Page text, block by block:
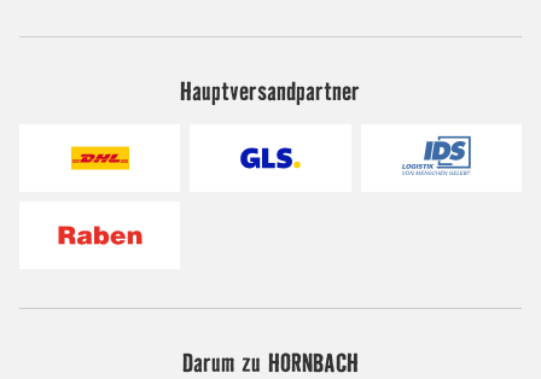
Hauptversandpartner
Darum zu HORNBACH